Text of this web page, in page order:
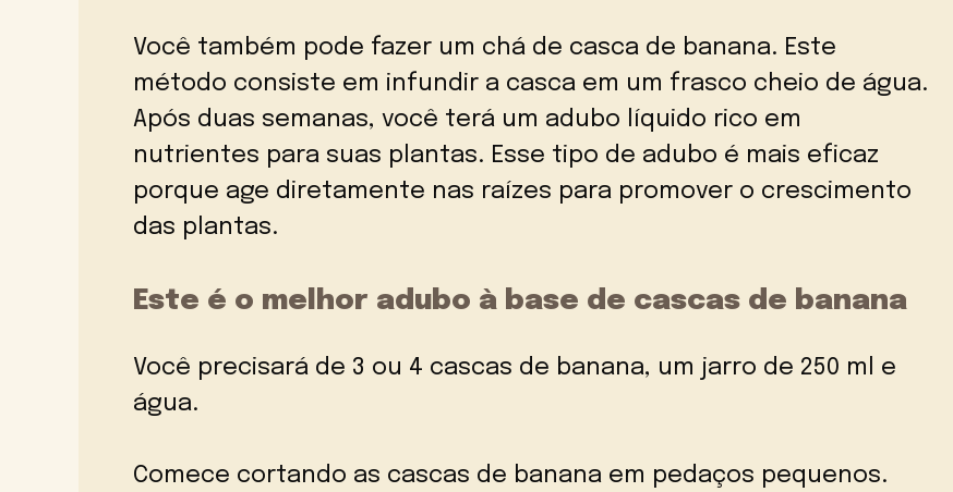
Você também pode fazer um chá de casca de banana. Este
método consiste em infundir a casca em um frasco cheio de água.
Após duas semanas, você terá um adubo líquido rico em
nutrientes para suas plantas. Esse tipo de adubo é mais eficaz
porque age diretamente nas raízes para promover o crescimento
das plantas.
Este é o melhor adubo à base de cascas de banana
Você precisará de 3 ou 4 cascas de banana, um jarro de 250 ml e
água.
Comece cortando as cascas de banana em pedaços pequenos.